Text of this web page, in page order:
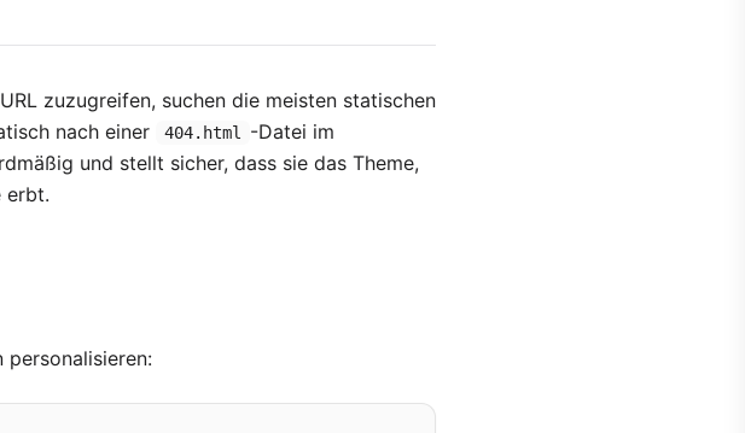
zuzugreifen, suchen die meisten statischen
nach einer
404.html
-Datei im
und stellt sicher, dass sie das Theme,
erbt.
personalisieren: